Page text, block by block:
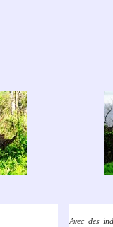
Avec des